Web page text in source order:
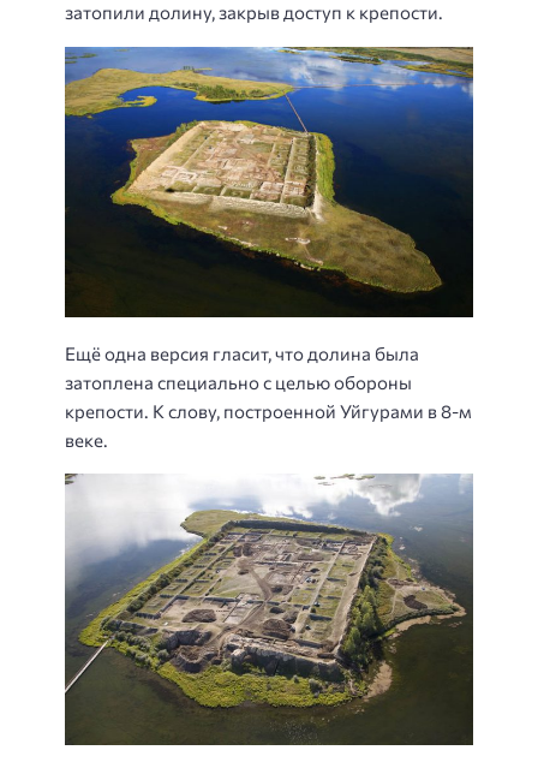
затопили долину, закрыв доступ к крепости.
Ещё одна версия гласит, что долина была
затоплена специально с целью обороны
крепости. К слову, построенной Уйгурами в 8-м
веке.